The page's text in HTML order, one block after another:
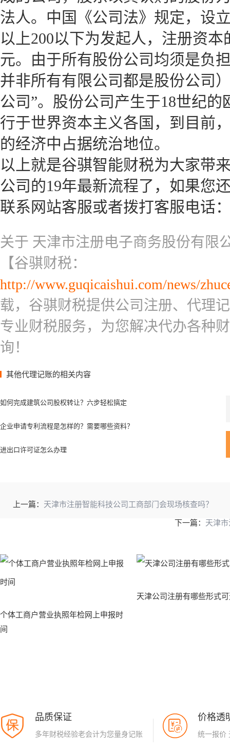
法人。中国《公司法》规定，设
以上200以下为发起人，注册资
元。由于所有股份公司均须是负
并非所有有限公司都是股份公司
公司”。股份公司产生于18世纪
行于世界资本主义各国，到目前
的经济中占据统治地位。
以上就是谷骐智能财税为大家带
公司的19年最新流程了，如果您
联系网站客服或者拨打客服电话
关于 天津市注册电子商务股份有限
【谷骐财税：
http://www.guqicaishui.com/news/
载，谷骐财税提供公司注册、代理
专业财税服务，为您解决代办各种
询！
其他代理记账的相关内容
如何完成建筑公司股权转让？六步轻松搞定
企业申请专利流程是怎样的？需要哪些资料？
进出口许可证怎么办理
上一篇： 天津市注册智能科技公司工商部门会现场核查吗？
下一篇： 天津
个体工商户营业执照年检网上申报时
间
天津公司注册有哪些形式
品质保证
多年财税经验老会计为您量身记账
价格透
统一报价